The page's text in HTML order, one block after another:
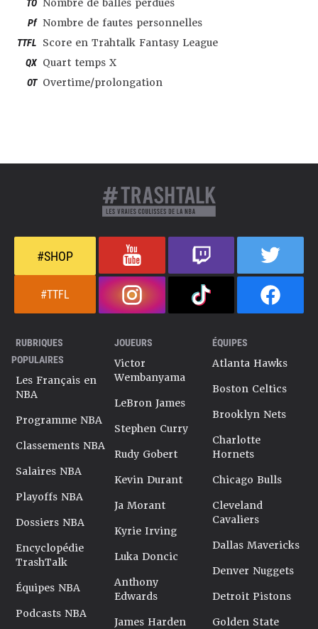
Nombre de balles perdues
Pf Nombre de fautes personnelles
TTFL Score en Trahtalk Fantasy League
QX Quart temps X
OT Overtime/prolongation
#SHOP
#TTFL
RUBRIQUES
POPULAIRES
Les Français en
NBA
Programme NBA
Classements NBA
Salaires NBA
Playoffs NBA
Dossiers NBA
Encyclopédie
TrashTalk
Équipes NBA
Podcasts NBA
JOUEURS
Victor
Wembanyama
LeBron James
Stephen Curry
Rudy Gobert
Kevin Durant
Ja Morant
Kyrie Irving
Luka Doncic
Anthony
Edwards
James Harden
ÉQUIPES
Atlanta Hawks
Boston Celtics
Brooklyn Nets
Charlotte
Hornets
Chicago Bulls
Cleveland
Cavaliers
Dallas Mavericks
Denver Nuggets
Detroit Pistons
Golden State